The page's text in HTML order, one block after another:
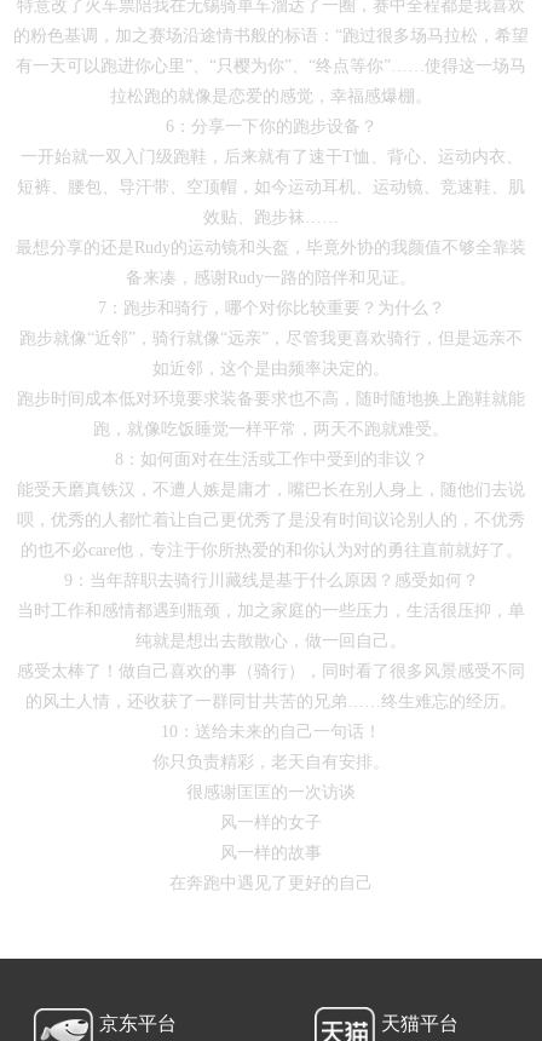
特意改了火车票陪我在无锡骑单车溜达了一圈，赛中全程都是我喜欢
的粉色基调，加之赛场沿途情书般的标语：“跑过很多场马拉松，希望
有一天可以跑进你心里”、“只樱为你”、“终点等你”……使得这一场马
拉松跑的就像是恋爱的感觉，幸福感爆棚。
6：分享一下你的跑步设备？
一开始就一双入门级跑鞋，后来就有了速干T恤、背心、运动内衣、
短裤、腰包、导汗带、空顶帽，如今运动耳机、运动镜、竞速鞋、肌
效贴、跑步袜……
最想分享的还是Rudy的运动镜和头盔，毕竟外协的我颜值不够全靠装
备来凑，感谢Rudy一路的陪伴和见证。
7：跑步和骑行，哪个对你比较重要？为什么？
跑步就像“近邻”，骑行就像“远亲”，尽管我更喜欢骑行，但是远亲不
如近邻，这个是由频率决定的。
跑步时间成本低对环境要求装备要求也不高，随时随地换上跑鞋就能
跑，就像吃饭睡觉一样平常，两天不跑就难受。
8：如何面对在生活或工作中受到的非议？
能受天磨真铁汉，不遭人嫉是庸才，嘴巴长在别人身上，随他们去说
呗，优秀的人都忙着让自己更优秀了是没有时间议论别人的，不优秀
的也不必care他，专注于你所热爱的和你认为对的勇往直前就好了。
9：当年辞职去骑行川藏线是基于什么原因？感受如何？
当时工作和感情都遇到瓶颈，加之家庭的一些压力，生活很压抑，单
纯就是想出去散散心，做一回自己。
感受太棒了！做自己喜欢的事（骑行），同时看了很多风景感受不同
的风土人情，还收获了一群同甘共苦的兄弟……终生难忘的经历。
10：送给未来的自己一句话！
你只负责精彩，老天自有安排。
很感谢匡匡的一次访谈
风一样的女子
风一样的故事
在奔跑中遇见了更好的自己
京东平台 天猫平台